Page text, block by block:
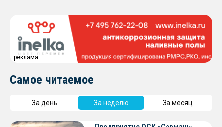
реклама
Самое читаемое
За день За неделю За месяц